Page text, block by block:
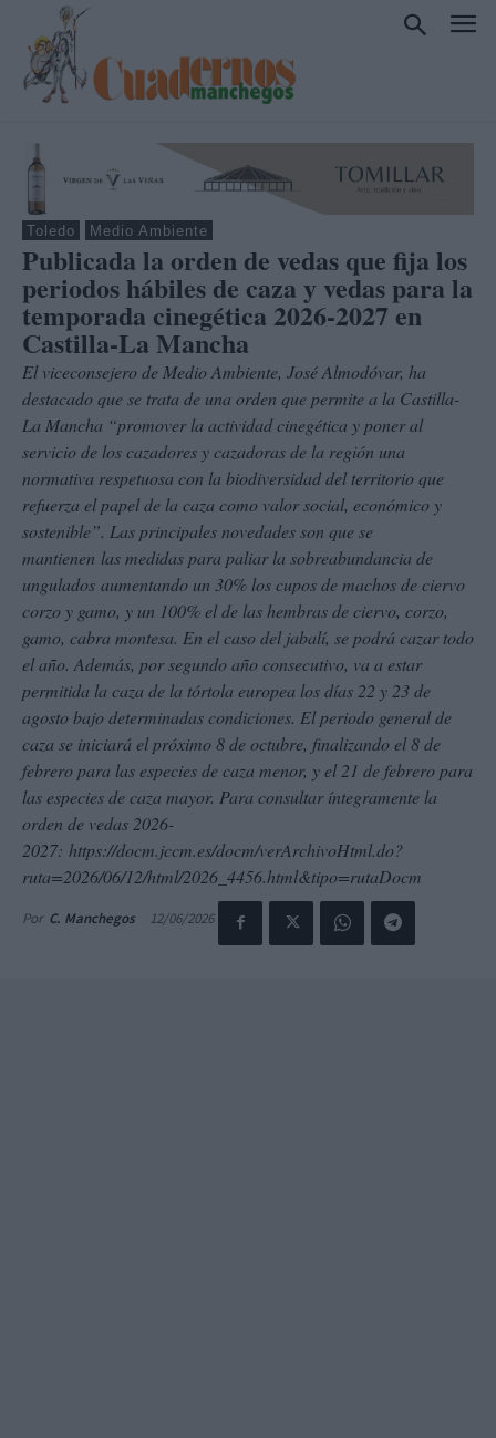
Toledo Medio Ambiente
Publicada la orden de vedas que fija los
periodos hábiles de caza y vedas para la
temporada cinegética 2026-2027 en
Castilla-La Mancha
El viceconsejero de Medio Ambiente, José Almodóvar, ha
destacado que se trata de una orden que permite a la Castilla-
La Mancha “promover la actividad cinegética y poner al
servicio de los cazadores y cazadoras de la región una
normativa respetuosa con la biodiversidad del territorio que
refuerza el papel de la caza como valor social, económico y
sostenible”. Las principales novedades son que se
mantienen las medidas para paliar la sobreabundancia de
ungulados aumentando un 30% los cupos de machos de ciervo
corzo y gamo, y un 100% el de las hembras de ciervo, corzo,
gamo, cabra montesa. En el caso del jabalí, se podrá cazar todo
el año. Además, por segundo año consecutivo, va a estar
permitida la caza de la tórtola europea los días 22 y 23 de
agosto bajo determinadas condiciones. El periodo general de
caza se iniciará el próximo 8 de octubre, finalizando el 8 de
febrero para las especies de caza menor, y el 21 de febrero para
las especies de caza mayor. Para consultar íntegramente la
orden de vedas 2026-
2027: https://docm.jccm.es/docm/verArchivoHtml.do?
ruta=2026/06/12/html/2026_4456.html&tipo=rutaDocm
Por C. Manchegos 12/06/2026